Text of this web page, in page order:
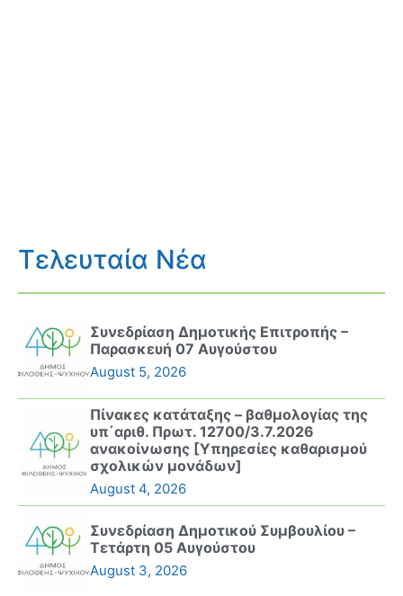
Τελευταία Νέα
Συνεδρίαση Δημοτικής Επιτροπής –
Παρασκευή 07 Αυγούστου
August 5, 2026
Πίνακες κατάταξης – βαθμολογίας της
υπ΄αριθ. Πρωτ. 12700/3.7.2026
ανακοίνωσης [Υπηρεσίες καθαρισμού
σχολικών μονάδων]
August 4, 2026
Συνεδρίαση Δημοτικού Συμβουλίου –
Τετάρτη 05 Αυγούστου
August 3, 2026